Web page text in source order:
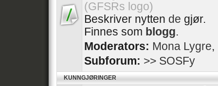
(GFSRs logo)
Beskriver nytten de gjør.
Finnes som blogg.
Moderators: Mona Lygre,
Subforum: >> SOSFy
KUNNGJØRINGER